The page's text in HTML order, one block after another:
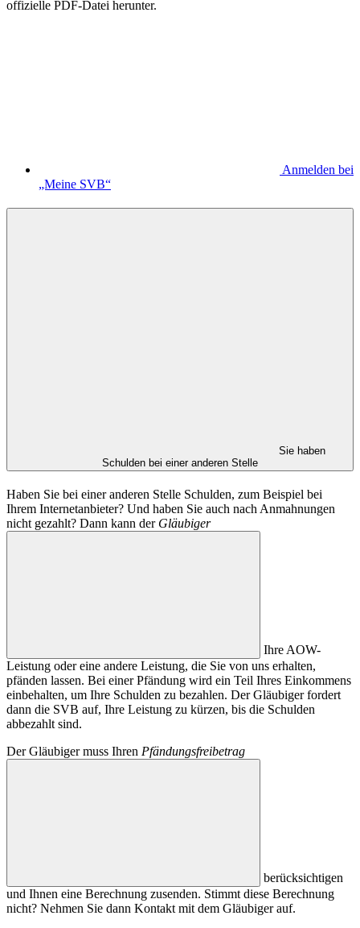
offizielle PDF-Datei herunter.
Anmelden bei
„Meine SVB“
Sie haben
Schulden bei einer anderen Stelle
Haben Sie bei einer anderen Stelle Schulden, zum Beispiel bei
Ihrem Internetanbieter? Und haben Sie auch nach Anmahnungen
nicht gezahlt? Dann kann der Gläubiger
Ihre AOW-
Leistung oder eine andere Leistung, die Sie von uns erhalten,
pfänden lassen. Bei einer Pfändung wird ein Teil Ihres Einkommens
einbehalten, um Ihre Schulden zu bezahlen. Der Gläubiger fordert
dann die SVB auf, Ihre Leistung zu kürzen, bis die Schulden
abbezahlt sind.
Der Gläubiger muss Ihren Pfändungsfreibetrag
berücksichtigen
und Ihnen eine Berechnung zusenden. Stimmt diese Berechnung
nicht? Nehmen Sie dann Kontakt mit dem Gläubiger auf.